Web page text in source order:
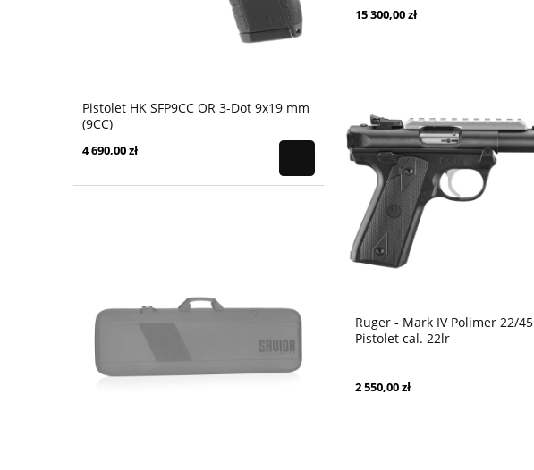
Pistolet HK SFP9CC OR 3-Dot 9x19 mm
(9CC)
4 690,00 zł
15 300,00 zł
Ruger - Mark IV Polimer 22/45
Pistolet cal. 22lr
2 550,00 zł